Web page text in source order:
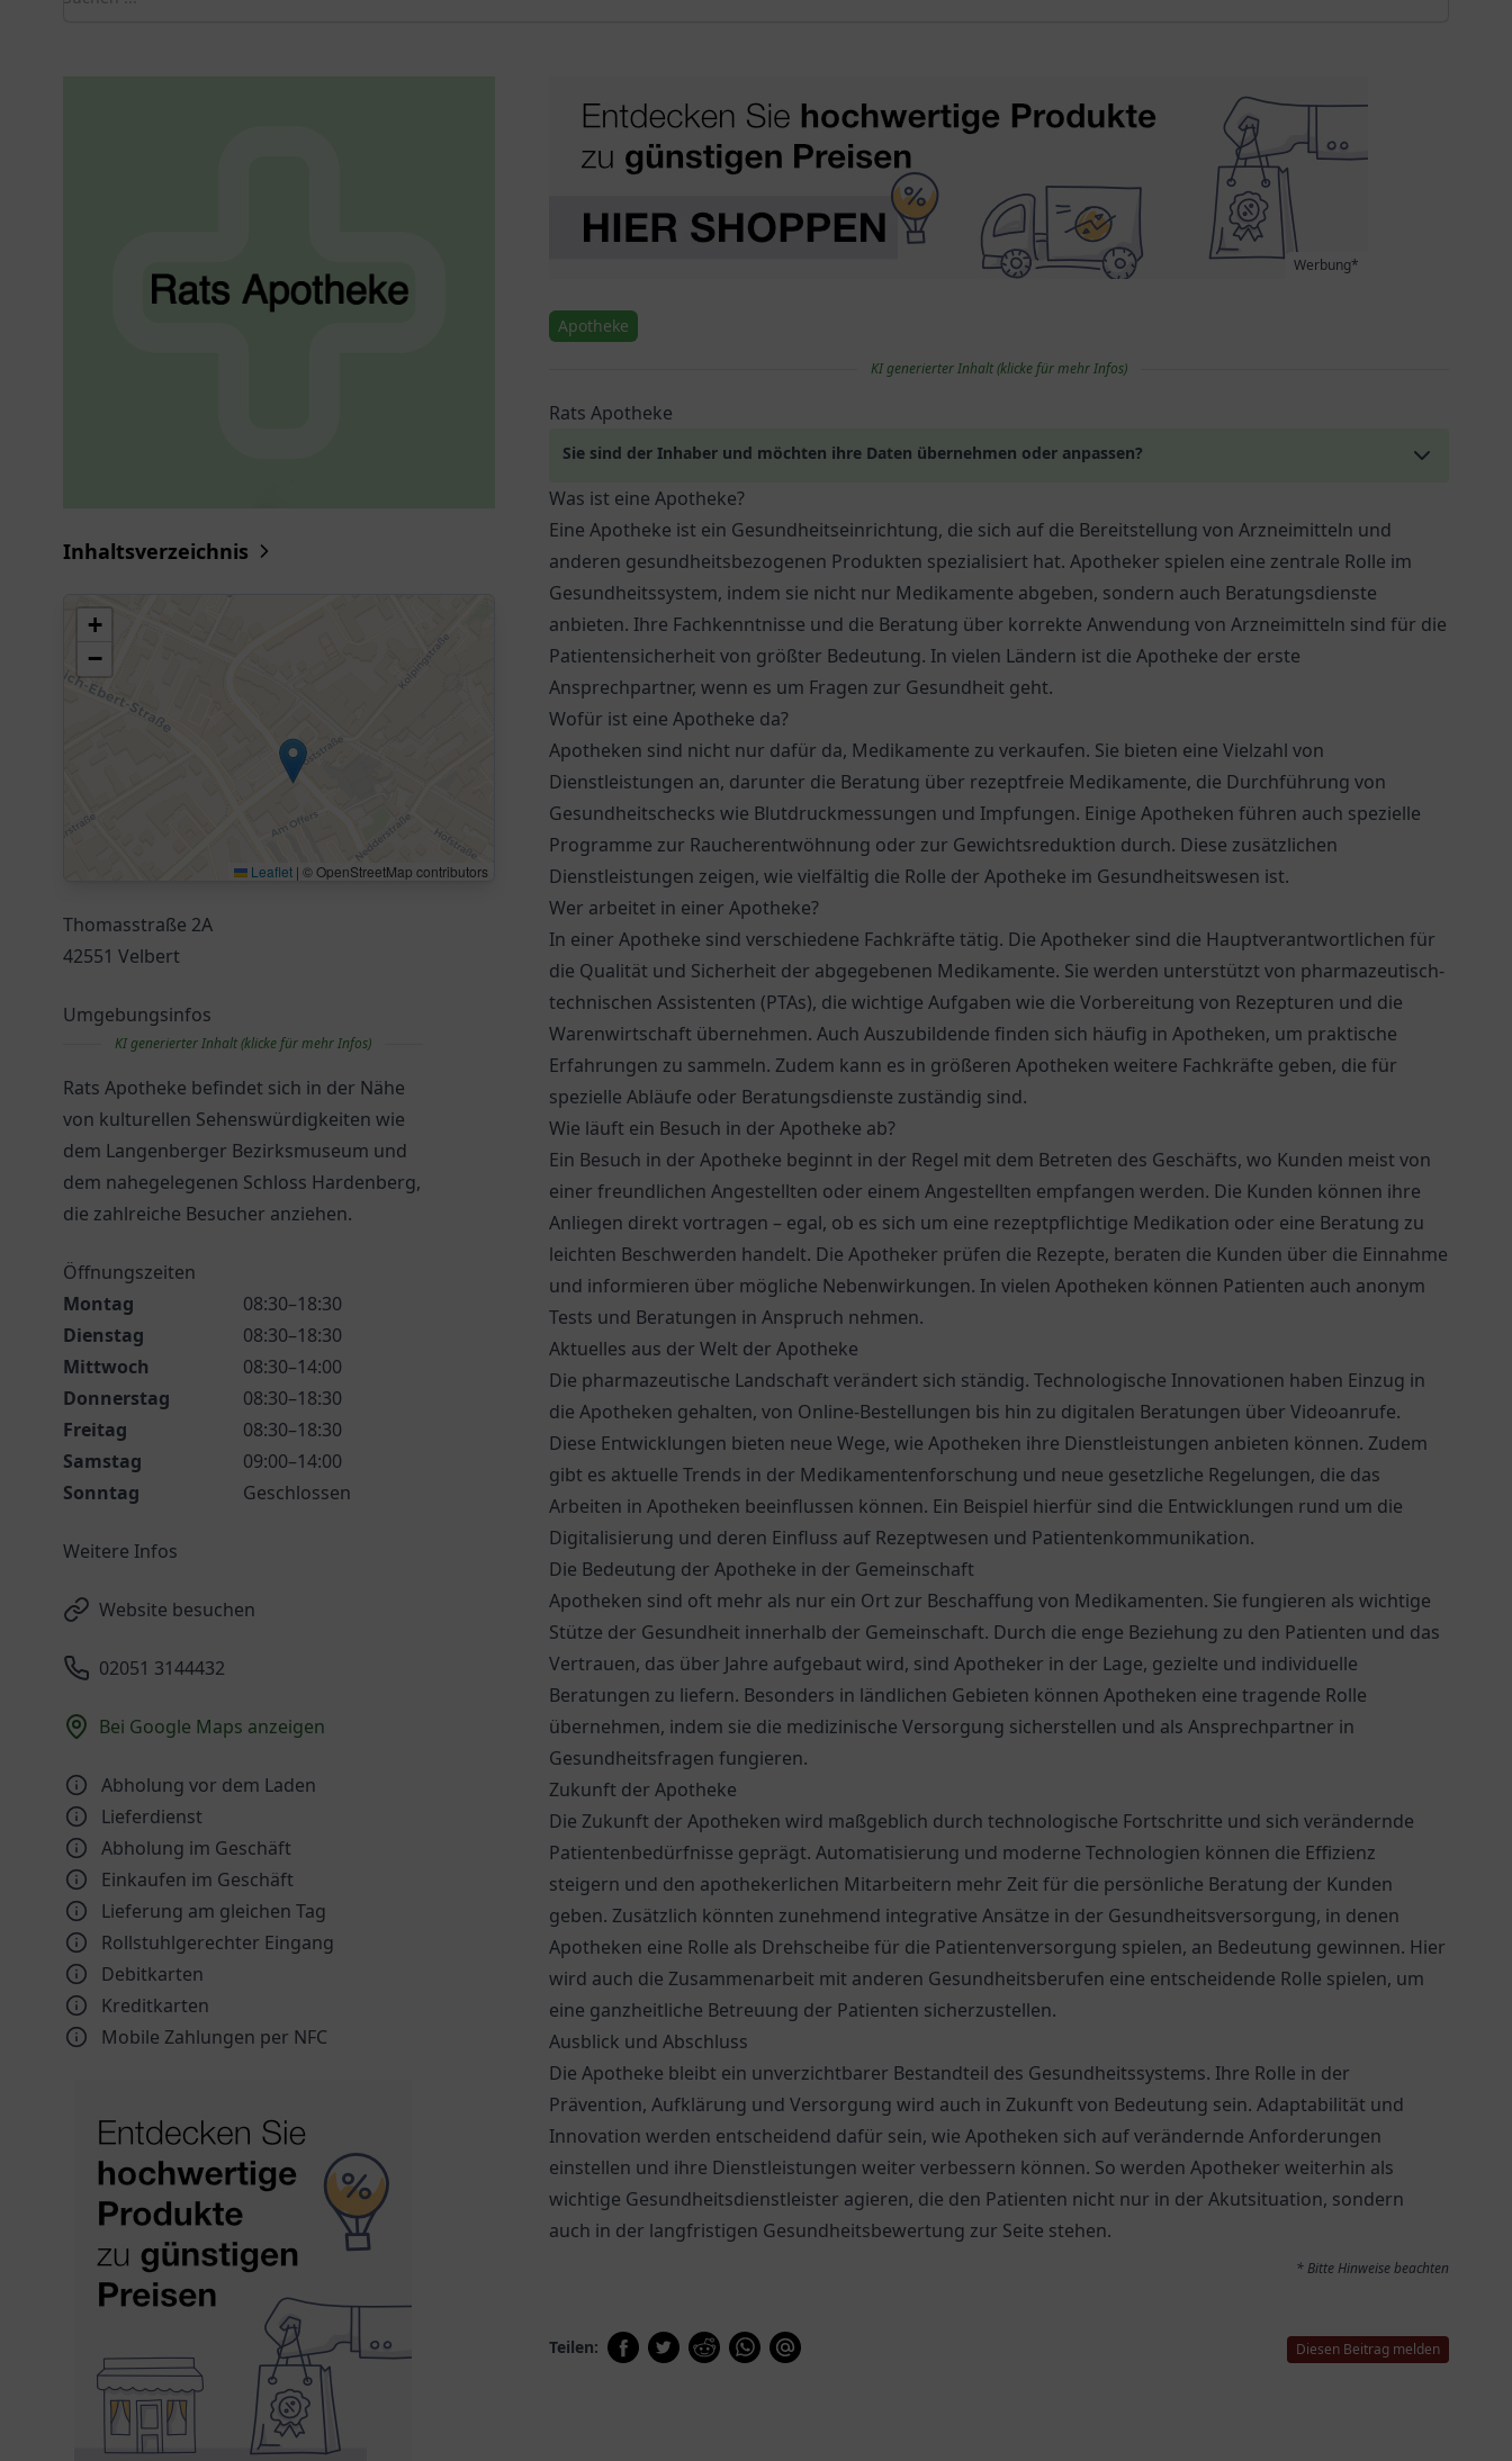
Inhaltsverzeichnis
+
−
Leaflet | © OpenStreetMap contributors
Thomasstraße 2A
42551 Velbert
Umgebungsinfos
KI generierter Inhalt (klicke für mehr Infos)
Rats Apotheke befindet sich in der Nähe
von kulturellen Sehenswürdigkeiten wie
dem Langenberger Bezirksmuseum und
dem nahegelegenen Schloss Hardenberg,
die zahlreiche Besucher anziehen.
Öffnungszeiten
Montag
08:30–18:30
Dienstag
08:30–18:30
Mittwoch
08:30–14:00
Donnerstag
08:30–18:30
Freitag
08:30–18:30
Samstag
09:00–14:00
Sonntag
Geschlossen
Weitere Infos
Website besuchen
02051 3144432
Bei Google Maps anzeigen
Abholung vor dem Laden
Lieferdienst
Abholung im Geschäft
Einkaufen im Geschäft
Lieferung am gleichen Tag
Rollstuhlgerechter Eingang
Debitkarten
Kreditkarten
Mobile Zahlungen per NFC
Werbung*
Apotheke
KI generierter Inhalt (klicke für mehr Infos)
Rats Apotheke
Sie sind der Inhaber und möchten ihre Daten übernehmen oder anpassen?
Was ist eine Apotheke?
Eine Apotheke ist ein Gesundheitseinrichtung, die sich auf die Bereitstellung von Arzneimitteln und
anderen gesundheitsbezogenen Produkten spezialisiert hat. Apotheker spielen eine zentrale Rolle im
Gesundheitssystem, indem sie nicht nur Medikamente abgeben, sondern auch Beratungsdienste
anbieten. Ihre Fachkenntnisse und die Beratung über korrekte Anwendung von Arzneimitteln sind für die
Patientensicherheit von größter Bedeutung. In vielen Ländern ist die Apotheke der erste
Ansprechpartner, wenn es um Fragen zur Gesundheit geht.
Wofür ist eine Apotheke da?
Apotheken sind nicht nur dafür da, Medikamente zu verkaufen. Sie bieten eine Vielzahl von
Dienstleistungen an, darunter die Beratung über rezeptfreie Medikamente, die Durchführung von
Gesundheitschecks wie Blutdruckmessungen und Impfungen. Einige Apotheken führen auch spezielle
Programme zur Raucherentwöhnung oder zur Gewichtsreduktion durch. Diese zusätzlichen
Dienstleistungen zeigen, wie vielfältig die Rolle der Apotheke im Gesundheitswesen ist.
Wer arbeitet in einer Apotheke?
In einer Apotheke sind verschiedene Fachkräfte tätig. Die Apotheker sind die Hauptverantwortlichen für
die Qualität und Sicherheit der abgegebenen Medikamente. Sie werden unterstützt von pharmazeutisch-
technischen Assistenten (PTAs), die wichtige Aufgaben wie die Vorbereitung von Rezepturen und die
Warenwirtschaft übernehmen. Auch Auszubildende finden sich häufig in Apotheken, um praktische
Erfahrungen zu sammeln. Zudem kann es in größeren Apotheken weitere Fachkräfte geben, die für
spezielle Abläufe oder Beratungsdienste zuständig sind.
Wie läuft ein Besuch in der Apotheke ab?
Ein Besuch in der Apotheke beginnt in der Regel mit dem Betreten des Geschäfts, wo Kunden meist von
einer freundlichen Angestellten oder einem Angestellten empfangen werden. Die Kunden können ihre
Anliegen direkt vortragen – egal, ob es sich um eine rezeptpflichtige Medikation oder eine Beratung zu
leichten Beschwerden handelt. Die Apotheker prüfen die Rezepte, beraten die Kunden über die Einnahme
und informieren über mögliche Nebenwirkungen. In vielen Apotheken können Patienten auch anonym
Tests und Beratungen in Anspruch nehmen.
Aktuelles aus der Welt der Apotheke
Die pharmazeutische Landschaft verändert sich ständig. Technologische Innovationen haben Einzug in
die Apotheken gehalten, von Online-Bestellungen bis hin zu digitalen Beratungen über Videoanrufe.
Diese Entwicklungen bieten neue Wege, wie Apotheken ihre Dienstleistungen anbieten können. Zudem
gibt es aktuelle Trends in der Medikamentenforschung und neue gesetzliche Regelungen, die das
Arbeiten in Apotheken beeinflussen können. Ein Beispiel hierfür sind die Entwicklungen rund um die
Digitalisierung und deren Einfluss auf Rezeptwesen und Patientenkommunikation.
Die Bedeutung der Apotheke in der Gemeinschaft
Apotheken sind oft mehr als nur ein Ort zur Beschaffung von Medikamenten. Sie fungieren als wichtige
Stütze der Gesundheit innerhalb der Gemeinschaft. Durch die enge Beziehung zu den Patienten und das
Vertrauen, das über Jahre aufgebaut wird, sind Apotheker in der Lage, gezielte und individuelle
Beratungen zu liefern. Besonders in ländlichen Gebieten können Apotheken eine tragende Rolle
übernehmen, indem sie die medizinische Versorgung sicherstellen und als Ansprechpartner in
Gesundheitsfragen fungieren.
Zukunft der Apotheke
Die Zukunft der Apotheken wird maßgeblich durch technologische Fortschritte und sich verändernde
Patientenbedürfnisse geprägt. Automatisierung und moderne Technologien können die Effizienz
steigern und den apothekerlichen Mitarbeitern mehr Zeit für die persönliche Beratung der Kunden
geben. Zusätzlich könnten zunehmend integrative Ansätze in der Gesundheitsversorgung, in denen
Apotheken eine Rolle als Drehscheibe für die Patientenversorgung spielen, an Bedeutung gewinnen. Hier
wird auch die Zusammenarbeit mit anderen Gesundheitsberufen eine entscheidende Rolle spielen, um
eine ganzheitliche Betreuung der Patienten sicherzustellen.
Ausblick und Abschluss
Die Apotheke bleibt ein unverzichtbarer Bestandteil des Gesundheitssystems. Ihre Rolle in der
Prävention, Aufklärung und Versorgung wird auch in Zukunft von Bedeutung sein. Adaptabilität und
Innovation werden entscheidend dafür sein, wie Apotheken sich auf verändernde Anforderungen
einstellen und ihre Dienstleistungen weiter verbessern können. So werden Apotheker weiterhin als
wichtige Gesundheitsdienstleister agieren, die den Patienten nicht nur in der Akutsituation, sondern
auch in der langfristigen Gesundheitsbewertung zur Seite stehen.
* Bitte Hinweise beachten
Teilen: Diesen Beitrag melden